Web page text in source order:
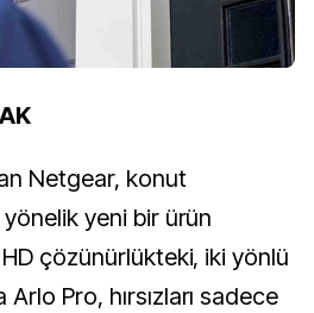
Netgear, konut
yeni bir ürün
çözünürlükteki, iki yönlü
Pro, hırsızları sadece